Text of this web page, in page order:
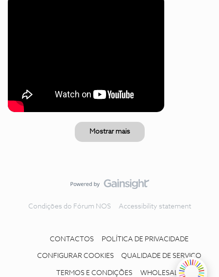
Mostrar mais
Condições do Fórum NOS Accessibility statement
CONTACTOS POLÍTICA DE PRIVACIDADE
CONFIGURAR COOKIES QUALIDADE DE SERVIÇO
TERMOS E CONDIÇÕES WHOLESALE